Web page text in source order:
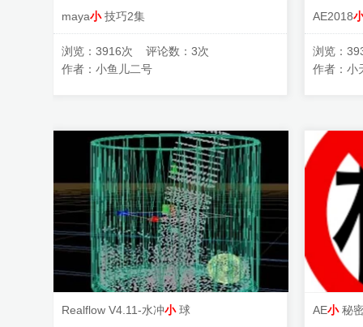
maya小技巧2集
浏览：3916次 评论数：3次
作者： 小鱼儿二号
AE2018
浏览：
作者： 小
Realflow V4.11-水冲小球 AE小秘